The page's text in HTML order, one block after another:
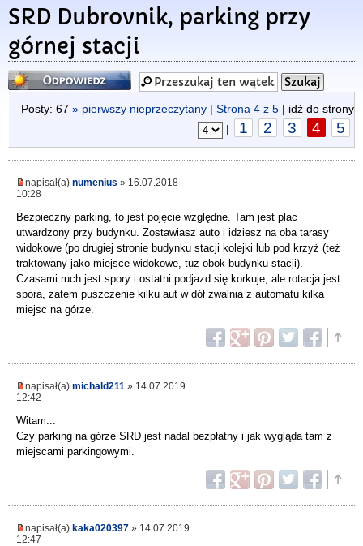
SRD Dubrovnik, parking przy
górnej stacji
Odpowiedz
Posty: 67 » pierwszy nieprzeczytany | Strona 4 z 5 | idź do strony
|
1 2 3 4 5
napisał(a) numenius » 16.07.2018
10:28
Bezpieczny parking, to jest pojęcie względne. Tam jest plac
utwardzony przy budynku. Zostawiasz auto i idziesz na oba tarasy
widokowe (po drugiej stronie budynku stacji kolejki lub pod krzyż (też
traktowany jako miejsce widokowe, tuż obok budynku stacji).
Czasami ruch jest spory i ostatni podjazd się korkuje, ale rotacja jest
spora, zatem puszczenie kilku aut w dół zwalnia z automatu kilka
miejsc na górze.
napisał(a) michald211 » 14.07.2019
12:42
Witam...
Czy parking na górze SRD jest nadal bezpłatny i jak wygląda tam z
miejscami parkingowymi.
napisał(a) kaka020397 » 14.07.2019
12:47